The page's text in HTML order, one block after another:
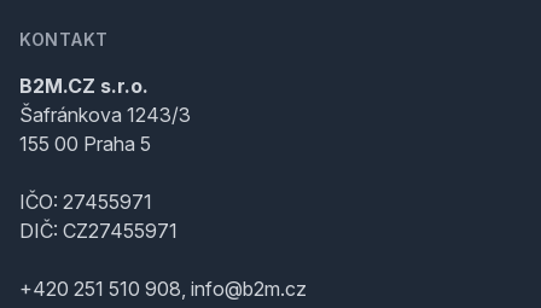
KONTAKT
B2M.CZ s.r.o.
Šafránkova 1243/3
155 00 Praha 5
IČO: 27455971
DIČ: CZ27455971
+420 251 510 908, info@b2m.cz